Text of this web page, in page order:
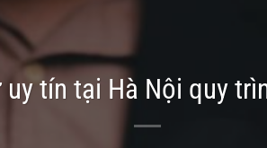
tín tại Hà Nội quy